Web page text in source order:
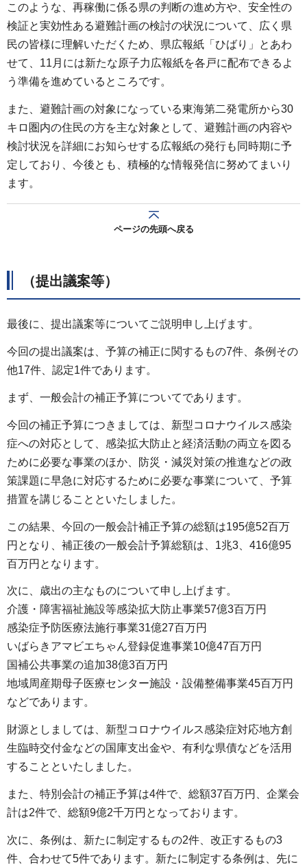
このような、再稼働に係る県の判断の進め方や、安全性の
検証と実効性ある避難計画の検討の状況について、広く県
民の皆様に理解いただくため、県広報紙「ひばり」とあわ
せて、11月には新たな原子力広報紙を各戸に配布できるよ
う準備を進めているところです。
また、避難計画の対象になっている東海第二発電所から30
キロ圏内の住民の方を主な対象として、避難計画の内容や
検討状況を詳細にお知らせする広報紙の発行も同時期に予
定しており、今後とも、積極的な情報発信に努めてまいり
ます。
ページの先頭へ戻る
（提出議案等）
最後に、提出議案等についてご説明申し上げます。
今回の提出議案は、予算の補正に関するもの7件、条例その
他17件、認定1件であります。
まず、一般会計の補正予算についてであります。
今回の補正予算につきましては、新型コロナウイルス感染
症への対応として、感染拡大防止と経済活動の両立を図る
ために必要な事業のほか、防災・減災対策の推進などの政
策課題に早急に対応するために必要な事業について、予算
措置を講じることといたしました。
この結果、今回の一般会計補正予算の総額は195億52百万
円となり、補正後の一般会計予算総額は、1兆3、416億95
百万円となります。
次に、歳出の主なものについて申し上げます。
介護・障害福祉施設等感染拡大防止事業57億3百万円
感染症予防医療法施行事業31億27百万円
いばらきアマビエちゃん登録促進事業10億47百万円
国補公共事業の追加38億3百万円
地域周産期母子医療センター施設・設備整備事業45百万円
などであります。
財源としましては、新型コロナウイルス感染症対応地方創
生臨時交付金などの国庫支出金や、有利な県債などを活用
することといたしました。
また、特別会計の補正予算は4件で、総額37百万円、企業会
計は2件で、総額9億2千万円となっております。
次に、条例は、新たに制定するもの2件、改正するもの3
件、合わせて5件であります。新たに制定する条例は、先に